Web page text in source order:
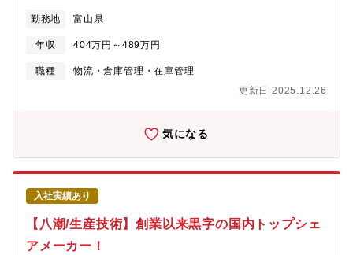
がメインとなります。キャリアを積んでいただく過程で、工場内
にて製品の積込み作業を経験していただく場合があります。【配
属先情報】約２５名（内スタッフ業務は約７名）
勤務地 富山県
年収 404万円～489万円
職種
物流・倉庫管理・在庫管理
更新日 2025.12.26
気になる
入社実績あり
【八潮/生産技術】創業以来黒字の国内トップシェ
アメーカー！